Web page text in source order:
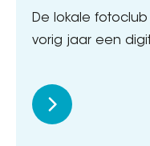
De lokale
vorig jaar een